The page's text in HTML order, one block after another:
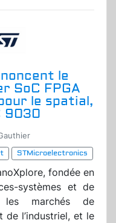
le
SoC FPGA
le spatial,
9030
STMicroelectronics
fondée en
systèmes et de
les marchés de
de l’industriel, et le